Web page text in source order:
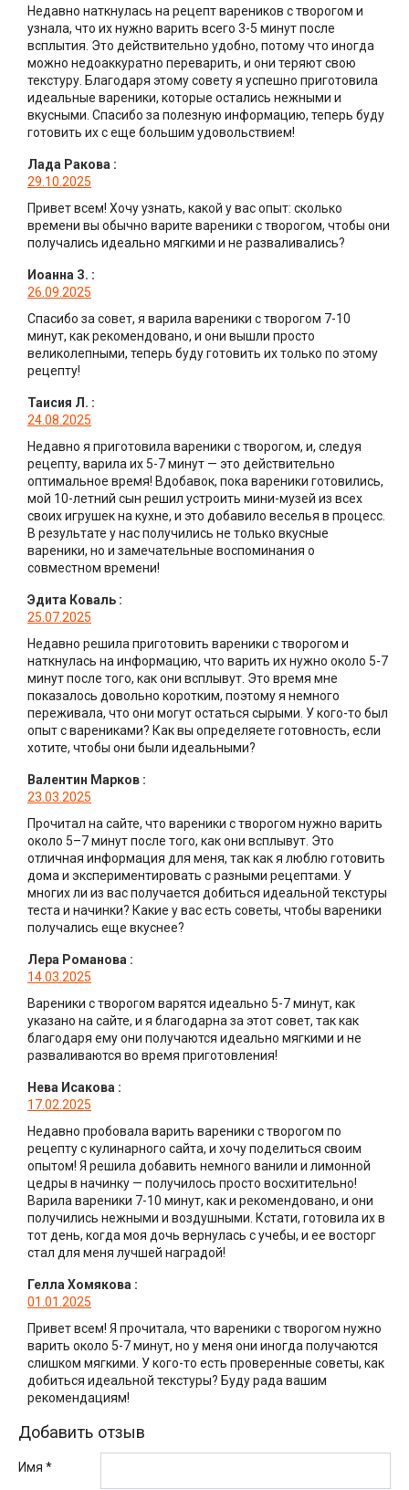
Недавно наткнулась на рецепт вареников с творогом и
узнала, что их нужно варить всего 3-5 минут после
всплытия. Это действительно удобно, потому что иногда
можно недоаккуратно переварить, и они теряют свою
текстуру. Благодаря этому совету я успешно приготовила
идеальные вареники, которые остались нежными и
вкусными. Спасибо за полезную информацию, теперь буду
готовить их с еще большим удовольствием!
Лада Ракова :
29.10.2025
Привет всем! Хочу узнать, какой у вас опыт: сколько
времени вы обычно варите вареники с творогом, чтобы они
получались идеально мягкими и не разваливались?
Иоанна З. :
26.09.2025
Спасибо за совет, я варила вареники с творогом 7-10
минут, как рекомендовано, и они вышли просто
великолепными, теперь буду готовить их только по этому
рецепту!
Таисия Л. :
24.08.2025
Недавно я приготовила вареники с творогом, и, следуя
рецепту, варила их 5-7 минут — это действительно
оптимальное время! Вдобавок, пока вареники готовились,
мой 10-летний сын решил устроить мини-музей из всех
своих игрушек на кухне, и это добавило веселья в процесс.
В результате у нас получились не только вкусные
вареники, но и замечательные воспоминания о
совместном времени!
Эдита Коваль :
25.07.2025
Недавно решила приготовить вареники с творогом и
наткнулась на информацию, что варить их нужно около 5-7
минут после того, как они всплывут. Это время мне
показалось довольно коротким, поэтому я немного
переживала, что они могут остаться сырыми. У кого-то был
опыт с варениками? Как вы определяете готовность, если
хотите, чтобы они были идеальными?
Валентин Марков :
23.03.2025
Прочитал на сайте, что вареники с творогом нужно варить
около 5–7 минут после того, как они всплывут. Это
отличная информация для меня, так как я люблю готовить
дома и экспериментировать с разными рецептами. У
многих ли из вас получается добиться идеальной текстуры
теста и начинки? Какие у вас есть советы, чтобы вареники
получались еще вкуснее?
Лера Романова :
14.03.2025
Вареники с творогом варятся идеально 5-7 минут, как
указано на сайте, и я благодарна за этот совет, так как
благодаря ему они получаются идеально мягкими и не
разваливаются во время приготовления!
Нева Исакова :
17.02.2025
Недавно пробовала варить вареники с творогом по
рецепту с кулинарного сайта, и хочу поделиться своим
опытом! Я решила добавить немного ванили и лимонной
цедры в начинку — получилось просто восхитительно!
Варила вареники 7-10 минут, как и рекомендовано, и они
получились нежными и воздушными. Кстати, готовила их в
тот день, когда моя дочь вернулась с учебы, и ее восторг
стал для меня лучшей наградой!
Гелла Хомякова :
01.01.2025
Привет всем! Я прочитала, что вареники с творогом нужно
варить около 5-7 минут, но у меня они иногда получаются
слишком мягкими. У кого-то есть проверенные советы, как
добиться идеальной текстуры? Буду рада вашим
рекомендациям!
Добавить отзыв
Имя *